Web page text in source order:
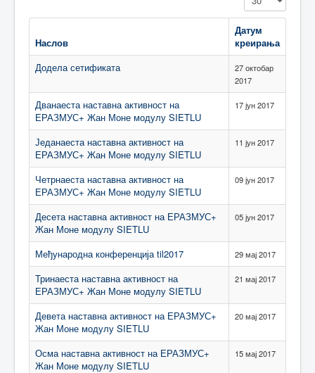
Наслов
Датум
креирања
Додела сетификата
27 октобар
2017
Дванаеста наставна активност на
ЕРАЗМУС+ Жан Моне модулу SIETLU
17 јун 2017
Једанаеста наставна активност на
ЕРАЗМУС+ Жан Моне модулу SIETLU
11 јун 2017
Четрнаеста наставна активност на
ЕРАЗМУС+ Жан Моне модулу SIETLU
09 јун 2017
Десета наставна активност на ЕРАЗМУС+
Жан Моне модулу SIETLU
05 јун 2017
Међународна конференција til2017 29 мај 2017
Тринаеста наставна активност на
ЕРАЗМУС+ Жан Моне модулу SIETLU
21 мај 2017
Девета наставна активност на ЕРАЗМУС+
Жан Моне модулу SIETLU
20 мај 2017
Осма наставна активност на ЕРАЗМУС+
Жан Моне модулу SIETLU
15 мај 2017